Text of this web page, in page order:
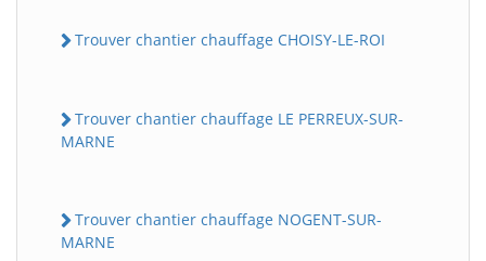
Trouver chantier chauffage CHOISY-LE-ROI
Trouver chantier chauffage LE PERREUX-SUR-
MARNE
Trouver chantier chauffage NOGENT-SUR-
MARNE